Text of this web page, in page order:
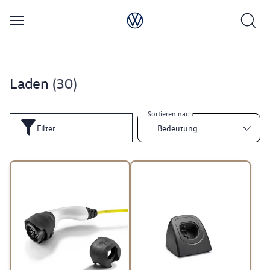
Laden 30
Filter
Sortieren nach
Bedeutung